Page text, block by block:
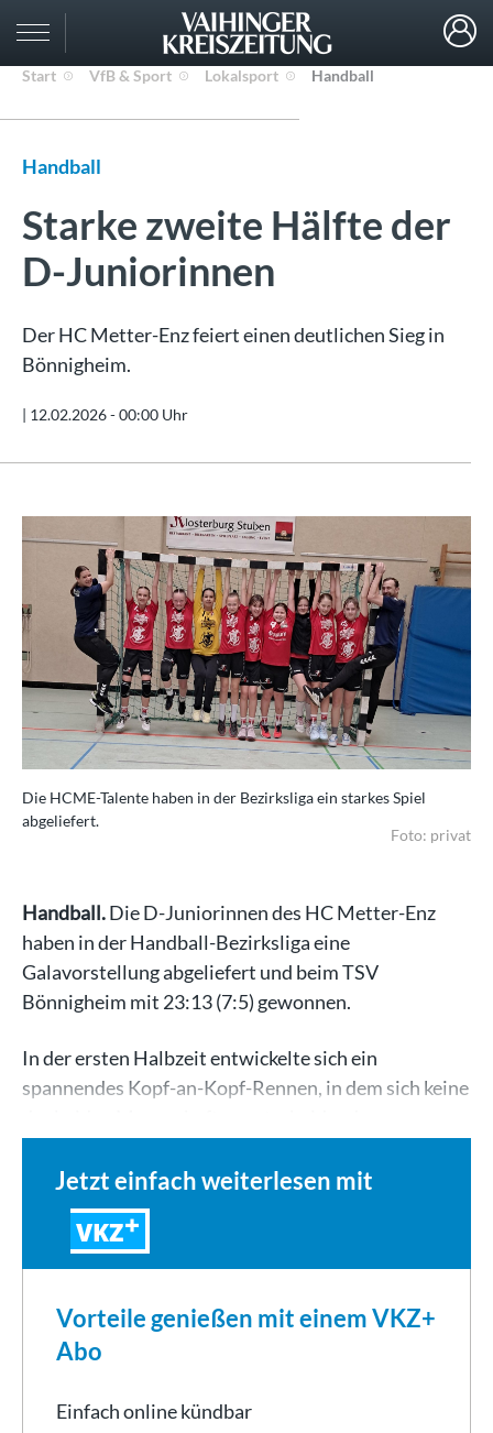
Start VfB & Sport Lokalsport Handball
Handball
Starke zweite Hälfte der
D-Juniorinnen
Der HC Metter-Enz feiert einen deutlichen Sieg in
Bönnigheim.
| 12.02.2026 - 00:00 Uhr
Die HCME-Talente haben in der Bezirksliga ein starkes Spiel
abgeliefert.
Foto: privat
Handball.Die D-Juniorinnen des HC Metter-Enz
haben in der Handball-Bezirksliga eine
Galavorstellung abgeliefert und beim TSV
Bönnigheim mit 23:13 (7:5) gewonnen.
In der ersten Halbzeit entwickelte sich ein
spannendes Kopf-an-Kopf-Rennen, in dem sich keine
Jetzt einfach weiterlesen mit
VKZ
Vorteile genießen mit einem VKZ+
Abo
Einfach online kündbar